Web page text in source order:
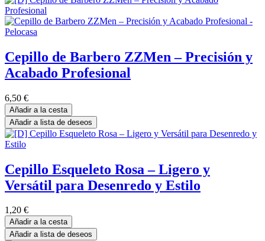
Cepillo de Barbero ZZMen – Precisión y
Acabado Profesional
6,50 €
Añadir a la cesta
Añadir a lista de deseos
Cepillo Esqueleto Rosa – Ligero y
Versátil para Desenredo y Estilo
1,20 €
Añadir a la cesta
Añadir a lista de deseos